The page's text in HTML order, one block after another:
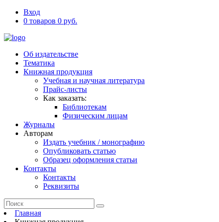
Вход
0 товаров 0 руб.
Об издательстве
Тематика
Книжная продукция
Учебная и научная литература
Прайс-листы
Как заказать:
Библиотекам
Физическим лицам
Журналы
Авторам
Издать учебник / монографию
Опубликовать статью
Образец оформления статьи
Контакты
Контакты
Реквизиты
Главная